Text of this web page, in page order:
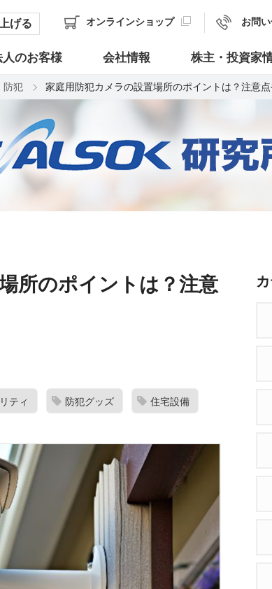
げる オンラインショップ お問
人のお客様 会社情報 株主・投資家
防犯 家庭用防犯カメラの設置場所のポイントは？注意
所のポイントは？注意
ティ 防犯グッズ 住宅設備